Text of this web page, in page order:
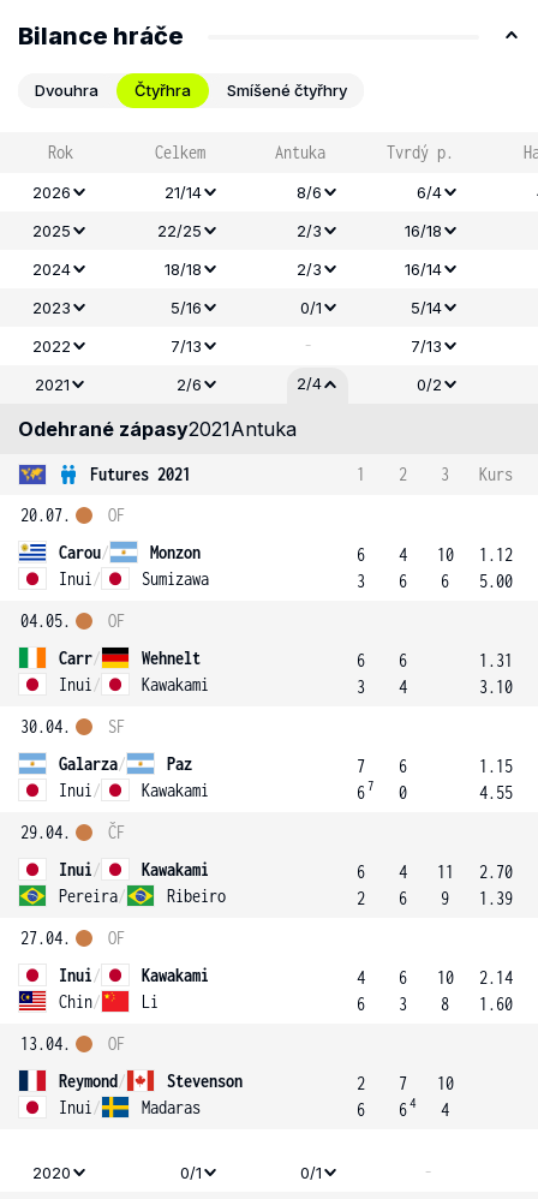
Bilance hráče
Dvouhra Čtyřhra Smíšené čtyřhry
Rok Celkem Antuka Tvrdý p.
2026 21/14 8/6 6/4
2025
22/25 2/3
16/18
2024
18/18 2/3
16/14
2023
5/16 0/1
5/14
2022
7/13 -
7/13
2021
2/6 2/4 0/2
Odehrané zápasy2021Antuka
Futures 2021 1 2 3
Kurs
20.07.
Carou/
Monzon
Inui / Sumizawa
OF
6
3
4
6
10
6
1.12
5.00
04.05.
Carr/
Wehnelt
Inui / Kawakami
OF
6
3
6
4
1.31
3.10
30.04.
Galarza/
Paz
Inui / Kawakami
SF
7
67
6
0
1.15
4.55
29.04.
Inui/
Kawakami
Pereira/ Ribeiro
ČF
6
2
4
6
11
9
2.70
1.39
27.04.
Inui/
Kawakami
Chin/ Li
OF
4
6
6
3
10
8
2.14
1.60
13.04.
Reymond/
Stevenson
Inui / Madaras
OF
2
6
7
64
10
4
2020 0/1 0/1 -